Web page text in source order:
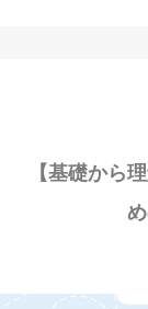
【基礎から